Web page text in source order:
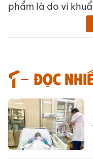
phẩm là do vi
Đọc